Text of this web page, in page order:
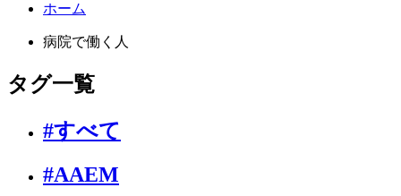
ホーム
病院で働く人
タグ一覧
#すべて
#AAEM